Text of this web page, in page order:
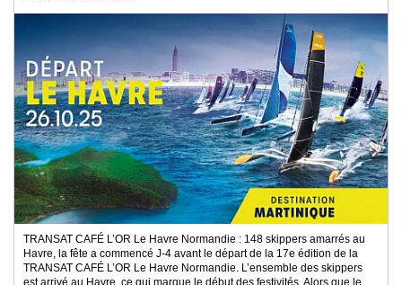
TRANSAT CAFÉ L’OR Le Havre Normandie : 148 skippers amarrés au
Havre, la fête a commencé J-4 avant le départ de la 17e édition de la
TRANSAT CAFÉ L’OR Le Havre Normandie. L’ensemble des skippers
est arrivé au Havre, ce qui marque le début des festivités. Alors que le